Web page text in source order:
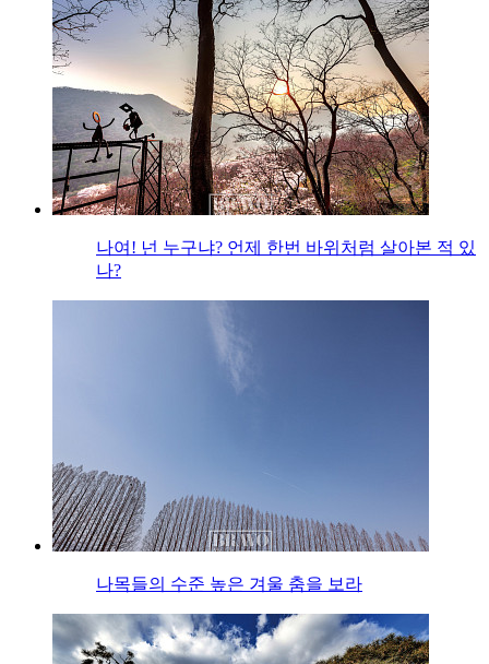
나여! 넌 누구냐? 언제 한번 바위처럼 살아본 적 있
나?
나목들의 수준 높은 겨울 춤을 보라